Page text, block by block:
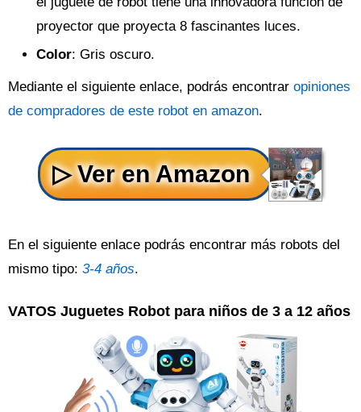
proyector que proyecta 8 fascinantes luces.
Color: Gris oscuro.
Mediante el siguiente enlace, podrás encontrar opiniones
de compradores de este robot en amazon.
En el siguiente enlace podrás encontrar más robots del
mismo tipo: 3-4 años.
VATOS Juguetes Robot para niños de 3 a 12 años